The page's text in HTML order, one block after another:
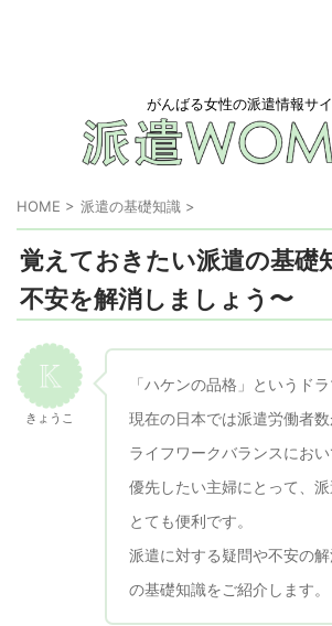
がんばる女性の派遣情報サ
HOME > 派遣の基礎知識 >
覚えておきたい派遣の基礎
不安を解消しましょう〜
きょうこ
「ハケンの品格」というド
現在の日本では派遣労働者数
ライフワークバランスにお
優先したい主婦にとって、
とても便利です。
派遣に対する疑問や不安の
の基礎知識をご紹介します。